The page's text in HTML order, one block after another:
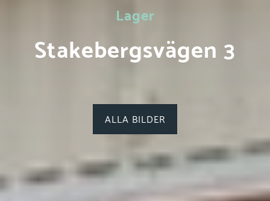
Lager
Stakebergsvägen 3
ALLA BILDER